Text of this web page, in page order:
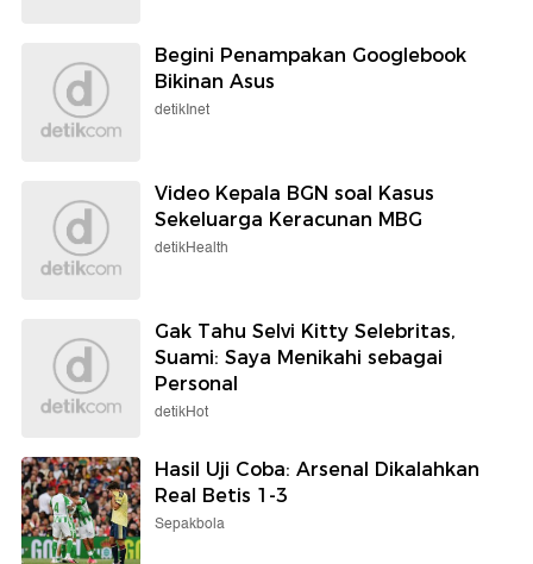
Begini Penampakan Googlebook
Bikinan Asus
detikInet
Video Kepala BGN soal Kasus
Sekeluarga Keracunan MBG
detikHealth
Gak Tahu Selvi Kitty Selebritas,
Suami: Saya Menikahi sebagai
Personal
detikHot
Hasil Uji Coba: Arsenal Dikalahkan
Real Betis 1-3
Sepakbola